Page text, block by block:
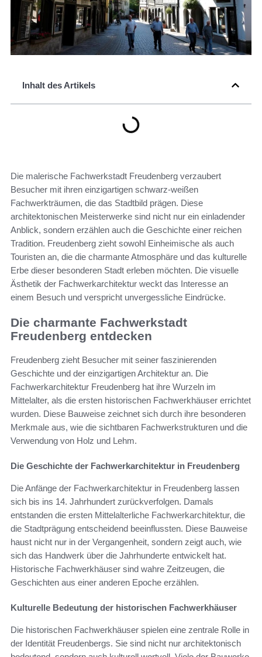
Inhalt des Artikels
Die malerische Fachwerkstadt Freudenberg verzaubert
Besucher mit ihren einzigartigen schwarz-weißen
Fachwerkträumen, die das Stadtbild prägen. Diese
architektonischen Meisterwerke sind nicht nur ein einladender
Anblick, sondern erzählen auch die Geschichte einer reichen
Tradition. Freudenberg zieht sowohl Einheimische als auch
Touristen an, die die charmante Atmosphäre und das kulturelle
Erbe dieser besonderen Stadt erleben möchten. Die visuelle
Ästhetik der Fachwerkarchitektur weckt das Interesse an
einem Besuch und verspricht unvergessliche Eindrücke.
Die charmante Fachwerkstadt
Freudenberg entdecken
Freudenberg zieht Besucher mit seiner faszinierenden
Geschichte und der einzigartigen Architektur an. Die
Fachwerkarchitektur Freudenberg hat ihre Wurzeln im
Mittelalter, als die ersten historischen Fachwerkhäuser errichtet
wurden. Diese Bauweise zeichnet sich durch ihre besonderen
Merkmale aus, wie die sichtbaren Fachwerkstrukturen und die
Verwendung von Holz und Lehm.
Die Geschichte der Fachwerkarchitektur in Freudenberg
Die Anfänge der Fachwerkarchitektur in Freudenberg lassen
sich bis ins 14. Jahrhundert zurückverfolgen. Damals
entstanden die ersten Mittelalterliche Fachwerkarchitektur, die
die Stadtprägung entscheidend beeinflussten. Diese Bauweise
haust nicht nur in der Vergangenheit, sondern zeigt auch, wie
sich das Handwerk über die Jahrhunderte entwickelt hat.
Historische Fachwerkhäuser sind wahre Zeitzeugen, die
Geschichten aus einer anderen Epoche erzählen.
Kulturelle Bedeutung der historischen Fachwerkhäuser
Die historischen Fachwerkhäuser spielen eine zentrale Rolle in
der Identität Freudenbergs. Sie sind nicht nur architektonisch